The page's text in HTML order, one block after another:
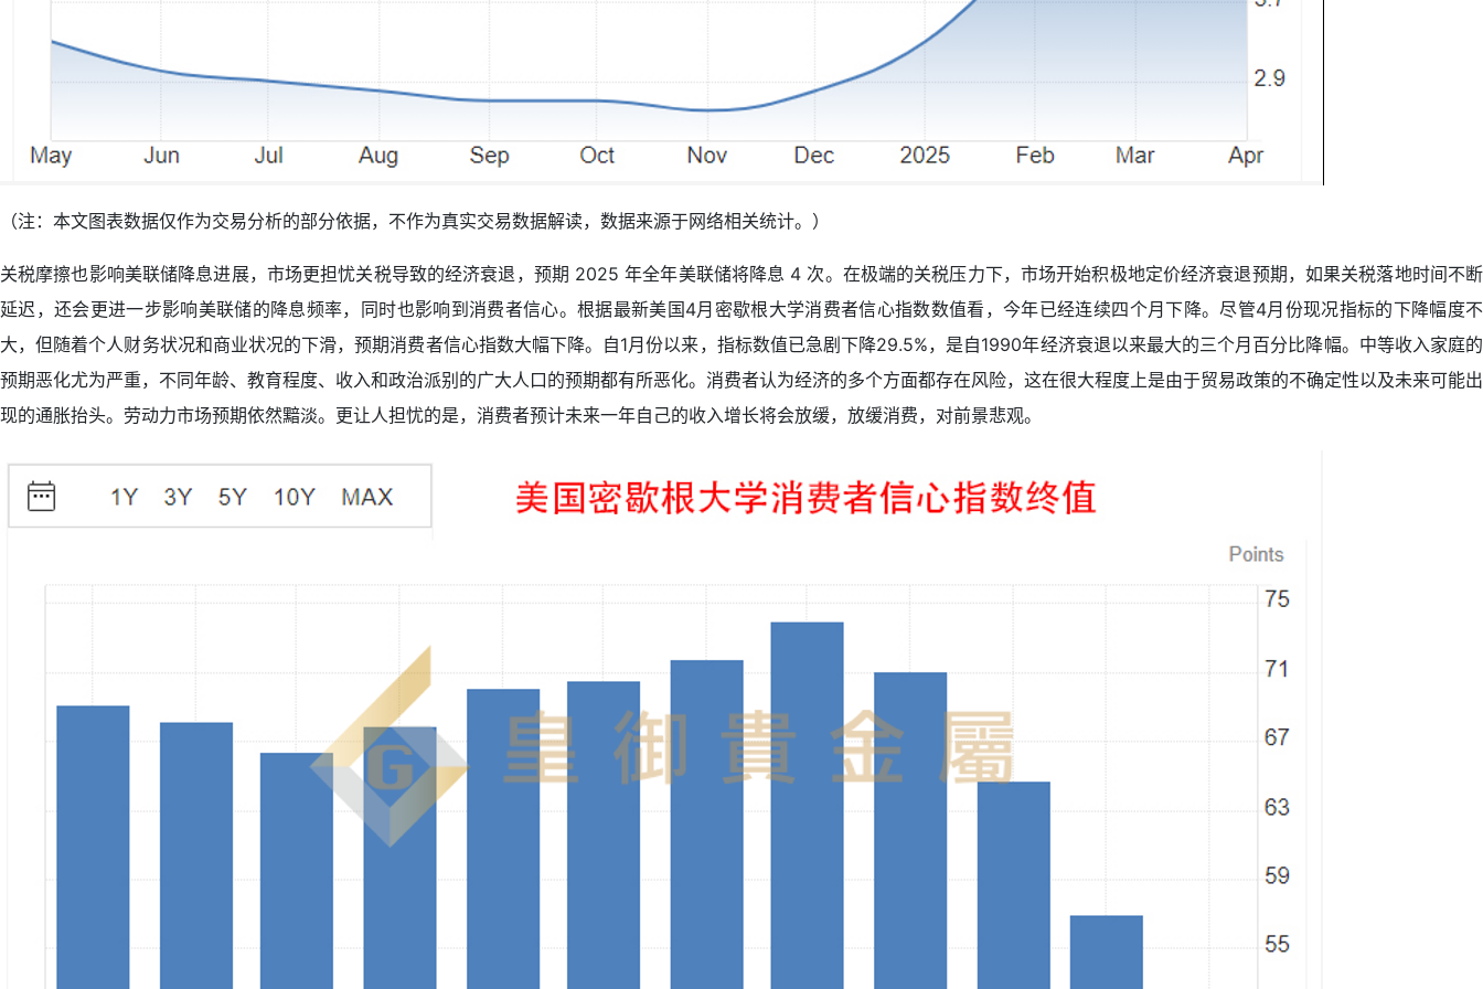
（注：本文图表数据仅作为交易分析的部分依据，不作为真实交易数据解读，数据来源于网络相关统计。）
关税摩擦也影响美联储降息进展，市场更担忧关税导致的经济衰退，预期 2025 年全年美联储将降息 4 次。在极端的关税压力下，市场开始积极地定价经济衰退预期，如果关税落地时间不断
延迟，还会更进一步影响美联储的降息频率，同时也影响到消费者信心。根据最新美国4月密歇根大学消费者信心指数数值看，今年已经连续四个月下降。尽管4月份现况指标的下降幅度不
大，但随着个人财务状况和商业状况的下滑，预期消费者信心指数大幅下降。自1月份以来，指标数值已急剧下降29.5%，是自1990年经济衰退以来最大的三个月百分比降幅。中等收入家庭的
预期恶化尤为严重，不同年龄、教育程度、收入和政治派别的广大人口的预期都有所恶化。消费者认为经济的多个方面都存在风险，这在很大程度上是由于贸易政策的不确定性以及未来可能出
现的通胀抬头。劳动力市场预期依然黯淡。更让人担忧的是，消费者预计未来一年自己的收入增长将会放缓，放缓消费，对前景悲观。